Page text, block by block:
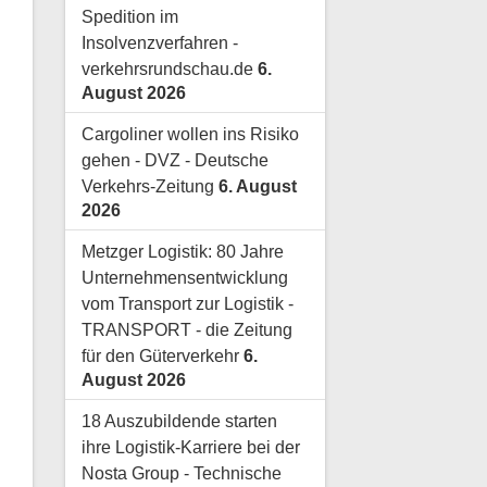
Spedition im
Insolvenzverfahren -
verkehrsrundschau.de 6.
August 2026
Cargoliner wollen ins Risiko
gehen - DVZ - Deutsche
Verkehrs-Zeitung 6. August
2026
Metzger Logistik: 80 Jahre
Unternehmensentwicklung
vom Transport zur Logistik -
TRANSPORT - die Zeitung
für den Güterverkehr 6.
August 2026
18 Auszubildende starten
ihre Logistik-Karriere bei der
Nosta Group - Technische